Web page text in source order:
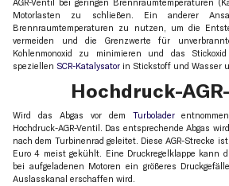
AGR-Ventil bei geringen Brennraumtemperaturen
Motorlasten zu schließen. Ein anderer
Brennraumtemperaturen zu nutzen, um die
vermeiden und die Grenzwerte für
Kohlenmonoxid zu minimieren und das
speziellen SCR-Katalysator in Stickstoff und Wasser
Hochdruck-
Wird das Abgas vor dem Turbolader
Hochdruck-AGR-Ventil. Das entsprechende Abgas
nach dem Turbinenrad geleitet. Diese AGR-Strecke
Euro 4 meist gekühlt. Eine Druckregelklappe kann
bei aufgeladenen Motoren ein größeres
Auslasskanal erschaffen wird.